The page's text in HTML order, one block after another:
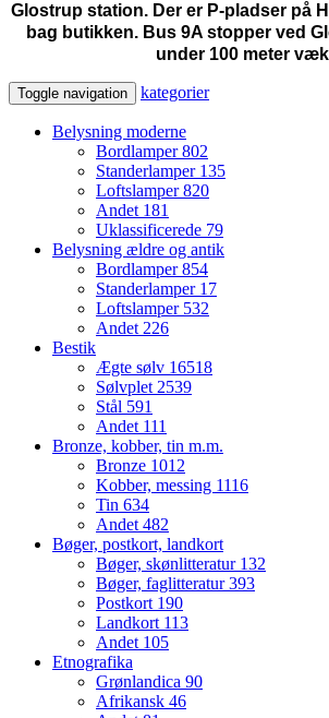
Glostrup station. Der er P-pladser på
bag butikken. Bus 9A stopper ved
under 100 meter
Toggle navigation kategorier
Belysning moderne
Bordlamper802
Standerlamper 135
Loftslamper820
Andet 181
Uklassificerede 79
Belysning ældre og antik
Bordlamper854
Standerlamper 17
Loftslamper 532
Andet226
Bestik
Ægte sølv 16518
Sølvplet2539
Stål 591
Andet 111
Bronze, kobber, tin m.m.
Bronze 1012
Kobber, messing 1116
Tin 634
Andet482
Bøger, postkort, landkort
Bøger, skønlitteratur 132
Bøger, faglitteratur393
Postkort 190
Landkort 113
Andet 105
Etnografika
Grønlandica 90
Afrikansk 46